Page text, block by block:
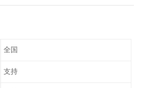
全国
支持